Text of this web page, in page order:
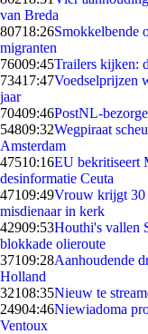
van Breda
80718:26Smokkelbende
migranten
76009:45Trailers kijken:
73417:47Voedselprijzen
jaar
70409:46PostNL-
54809:32Wegpiraat
Amsterdam
47510:16EU bekritiseert
desinformatie Ceuta
47109:49Vrouw krijgt 30
misdienaar in kerk
42909:53Houthi's vallen
blokkade olieroute
37109:28Aanhoudende
Holland
32108:35Nieuw te
24904:46Niewiadoma
Ventoux